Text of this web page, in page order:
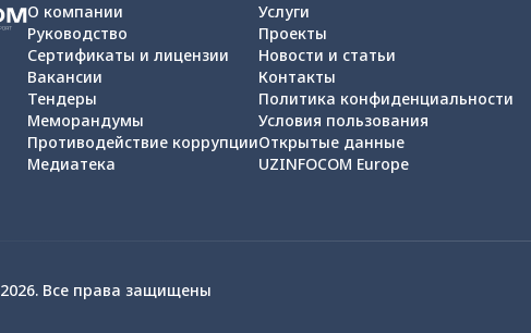
О компании
Руководство
Сертификаты и лицензии
Вакансии
Тендеры
Меморандумы
Противодействие коррупции
Медиатека
Услуги
Проекты
Новости и статьи
Контакты
Политика конфиденциальности
Условия пользования
Открытые данные
UZINFOCOM Europe
2026. Все права защищены